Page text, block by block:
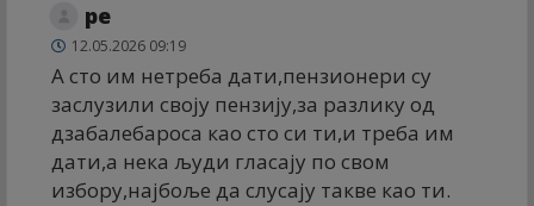
ре
12.05.2026 09:19
А сто им нетреба дати,пензионери су
заслузили своју пензију,за разлику од
дзабалебароса као сто си ти,и треба им
дати,а нека људи гласају по свом
избору,најбоље да слусају такве као ти.